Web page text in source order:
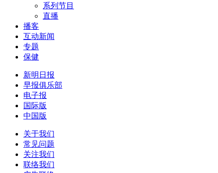
系列节目
直播
播客
互动新闻
专题
保健
新明日报
早报俱乐部
电子报
国际版
中国版
关于我们
常见问题
关注我们
联络我们